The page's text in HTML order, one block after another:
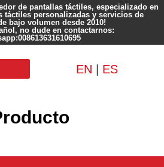
de pantallas táctiles, especializado en
táctiles personalizadas y servicios de
bajo volumen desde 2010!
no dude en contactarnos:
EN ES